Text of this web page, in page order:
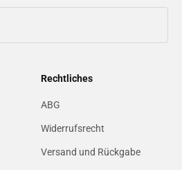
Rechtliches
ABG
Widerrufsrecht
Versand und Rückgabe